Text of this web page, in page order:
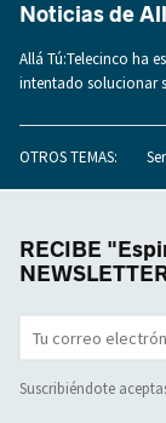
Noticias de
Allá Tú:Telecinco ha
intentado solucionar
OTROS TEMAS:
RECIBE
Suscribiéndote